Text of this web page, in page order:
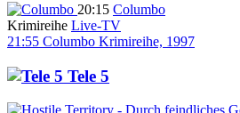
20:15 Columbo
Krimireihe Live-TV
21:55 Columbo Krimireihe, 1997
Tele 5